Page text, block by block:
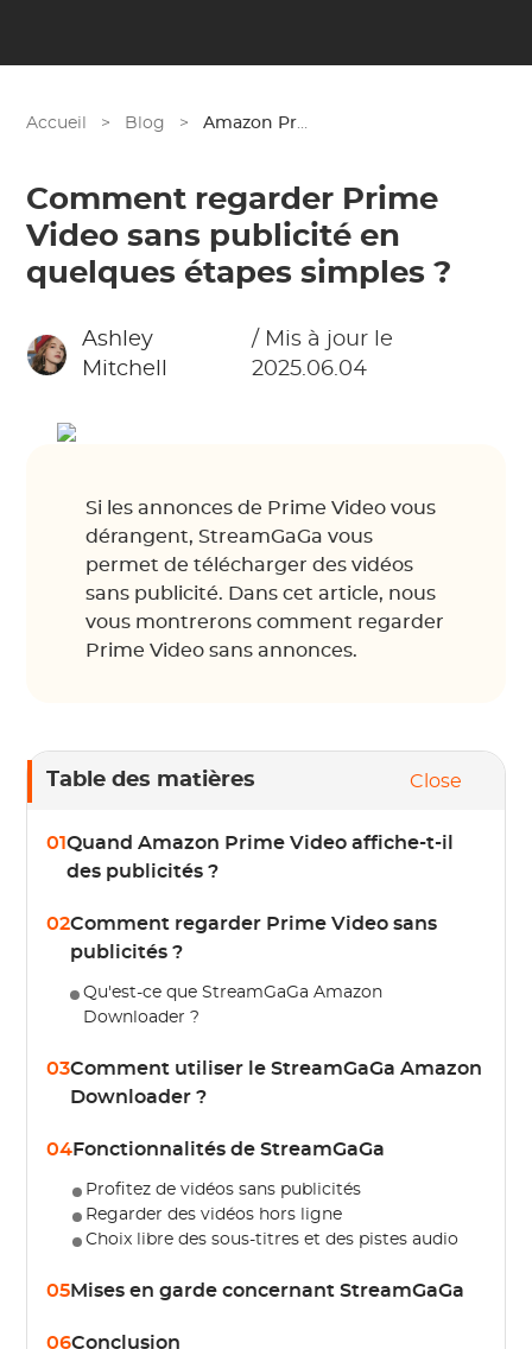
Accueil > Blog > Amazon Prime
Comment regarder Prime
Video sans publicité en
quelques étapes simples ?
Ashley
Mitchell
/ Mis à jour le
2025.06.04
Si les annonces de Prime Video vous
dérangent, StreamGaGa vous
permet de télécharger des vidéos
sans publicité. Dans cet article, nous
vous montrerons comment regarder
Prime Video sans annonces.
Table des matières Close
01Quand Amazon Prime Video affiche-t-il
des publicités ?
02Comment regarder Prime Video sans
publicités ?
Qu'est-ce que StreamGaGa Amazon
Downloader ?
03Comment utiliser le StreamGaGa Amazon
Downloader ?
04Fonctionnalités de StreamGaGa
Profitez de vidéos sans publicités
Regarder des vidéos hors ligne
Choix libre des sous-titres et des pistes audio
05Mises en garde concernant StreamGaGa
06Conclusion